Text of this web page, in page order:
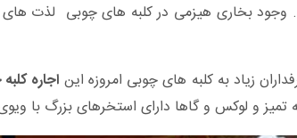
وجود بخاری هیزمی در کلبه های چوبی لذت های
زیاد به کلبه های چوبی امروزه این اجاره
تمیز و لوکس و گاها دارای استخرهای بزرگ با